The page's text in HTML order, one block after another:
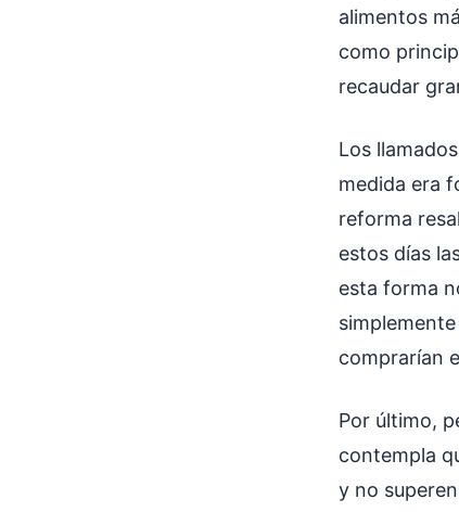
alimentos
como
recaudar
Los
medida era
reforma
estos días
esta forma
comprarían
Por último,
contempla
y no